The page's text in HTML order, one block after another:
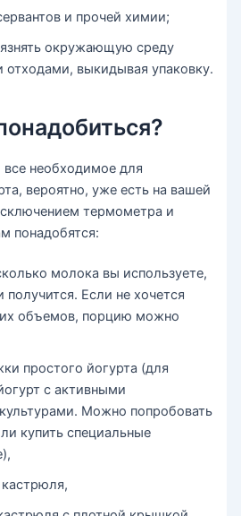
и прочей химии;
окружающую среду
отходами, выкидывая упаковку.
необходимое для
вероятно, уже есть на вашей
термометра и
понадобятся:
молока вы используете,
получится. Если не хочется
объемов, порцию можно
простого йогурта (для
с активными
Можно попробовать
купить специальные